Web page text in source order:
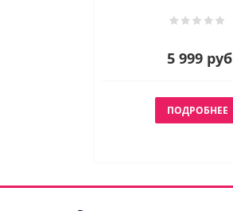
5 999 руб
ПОДРОБНЕЕ